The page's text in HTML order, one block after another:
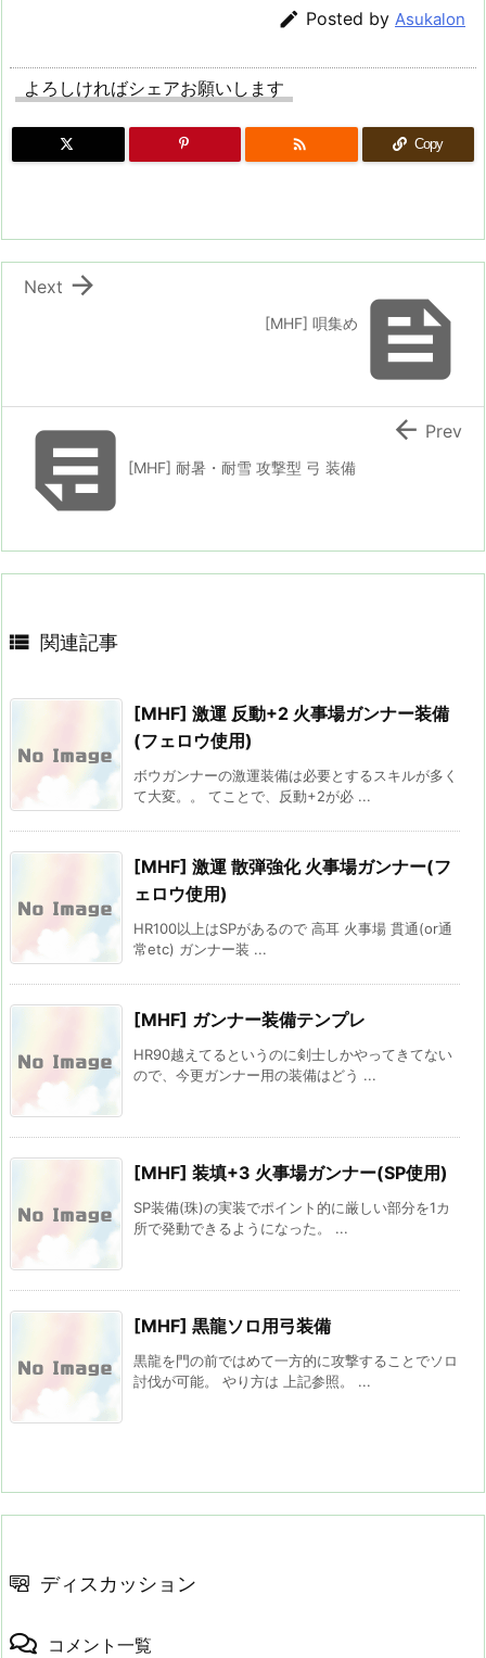
 Posted by Asukalon
よろしければシェアお願いします
 Copy

[MHF] 唄集め

Next
[MHF] 耐暑・耐雪 攻撃型 弓 装備
 Prev
 関連記事
[MHF] 激運 反動+2 火事場ガンナー装備
(フェロウ使用)
ボウガンナーの激運装備は必要とするスキルが多く
て大変。。 てことで、反動+2が必 ...
[MHF] 激運 散弾強化 火事場ガンナー(フ
ェロウ使用)
HR100以上はSPがあるので 高耳 火事場 貫通(or通
常etc) ガンナー装 ...
[MHF] ガンナー装備テンプレ
HR90越えてるというのに剣士しかやってきてない
ので、今更ガンナー用の装備はどう ...
[MHF] 装填+3 火事場ガンナー(SP使用)
SP装備(珠)の実装でポイント的に厳しい部分を1カ
所で発動できるようになった。 ...
[MHF] 黒龍ソロ用弓装備
黒龍を門の前ではめて一方的に攻撃することでソロ
討伐が可能。 やり方は 上記参照。 ...
ディスカッション
コメント一覧